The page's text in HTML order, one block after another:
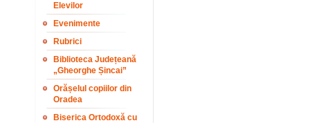
Elevilor
Evenimente
Rubrici
Biblioteca Județeană
„Gheorghe Șincai”
Orășelul copiilor din
Oradea
Biserica Ortodoxă cu